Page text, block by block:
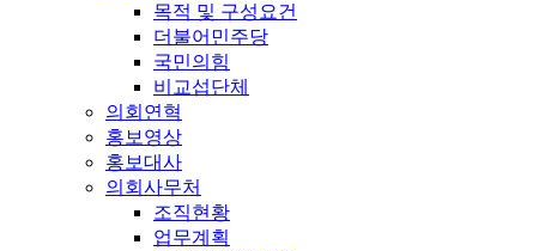
목적 및 구성요건
더불어민주당
국민의힘
비교섭단체
의회연혁
홍보영상
홍보대사
의회사무처
조직현황
업무계획